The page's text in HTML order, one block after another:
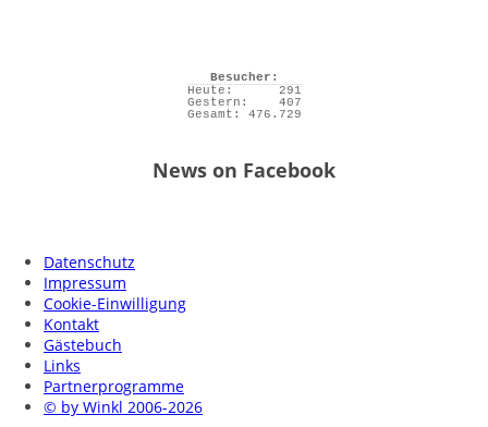
Besucher:
Heute:
291
Gestern:
407
Gesamt:
476.729
News on Facebook
Datenschutz
Impressum
Cookie-Einwilligung
Kontakt
Gästebuch
Links
Partnerprogramme
© by Winkl 2006-2026